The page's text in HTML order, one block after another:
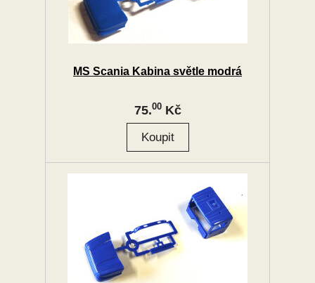
MS Scania Kabina světle modrá
75.00Kč